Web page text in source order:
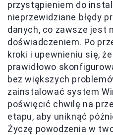
przystąpieniem do
nieprzewidziane błędy
danych, co zawsze jest
doświadczeniem. Po
kroki i upewnieniu się,
prawidłowo
bez większych
zainstalować system
poświęcić chwilę na
etapu, aby uniknąć
Życzę powodzenia w